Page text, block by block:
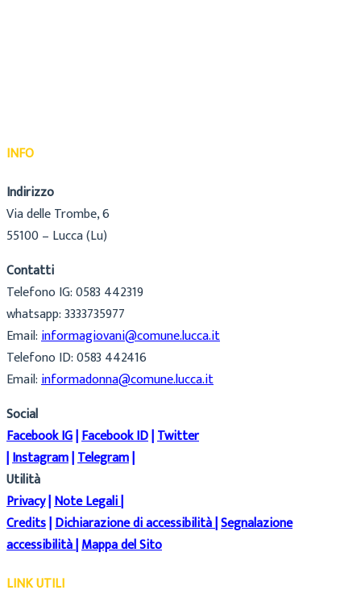
INFO
Indirizzo
Via delle Trombe, 6
55100 – Lucca (Lu)
Contatti
Telefono IG: 0583 442319
whatsapp: 3333735977
Email:informagiovani@comune.lucca.it
Telefono ID: 0583 442416
Email:informadonna@comune.lucca.it
Social
Facebook IG|Facebook ID|Twitter
|Instagram|Telegram|
Utilità
Privacy|Note Legali|
Credits|Dichiarazione di accessibilità|Segnalazione
accessibilità|Mappa del Sito
LINK UTILI